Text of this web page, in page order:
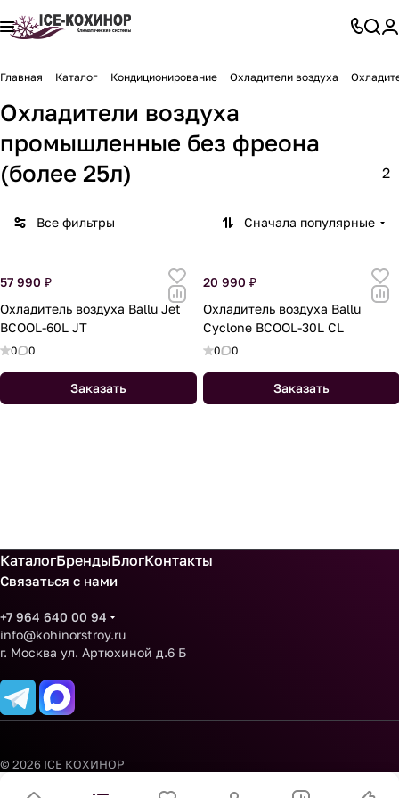
Главная Каталог Кондиционирование Охладители воздуха
Охладители воздуха
промышленные без фреона
(более 25л)
2
Все фильтры Сначала популярные
57 990 ₽
Охладитель воздуха Ballu Jet
BCOOL-60L JT
0 0
Заказать
20 990 ₽
Охладитель воздуха Ballu
Cyclone BCOOL-30L CL
0 0
Заказать
КаталогБрендыБлогКонтакты
Связаться с нами
+7 964 640 00 94
info@kohinorstroy.ru
г. Москва ул. Артюхиной д.6 Б
© 2026 ICE КОХИНОР